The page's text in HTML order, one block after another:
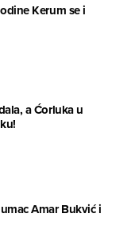
Kerum se i
a Ćorluka u
Amar Bukvić i